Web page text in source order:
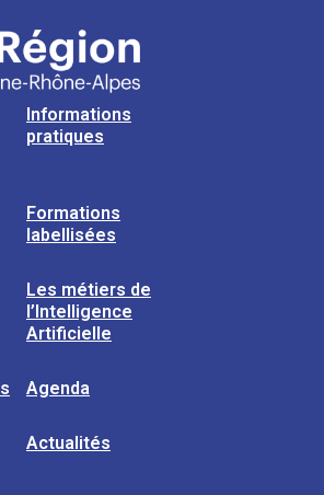
Informations
pratiques
Formations
labellisées
Les métiers de
l’Intelligence
Artificielle
Agenda
Actualités